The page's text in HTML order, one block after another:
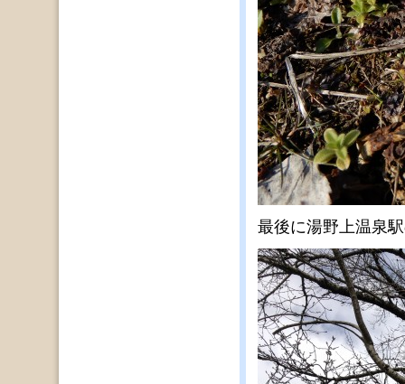
最後に湯野上温泉